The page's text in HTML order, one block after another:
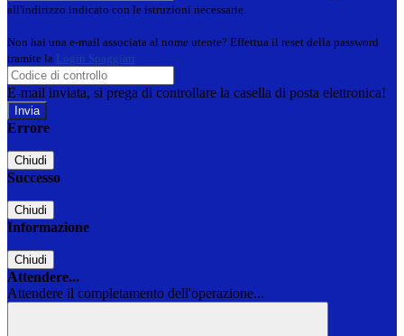
all'indirizzo indicato con le istruzioni necessarie.
Non hai una e-mail associata al nome utente? Effettua il reset della password
tramite la Login Spaggiari
E-mail inviata, si prega di controllare la casella di posta elettronica!
Errore
Chiudi
Successo
Chiudi
Informazione
Chiudi
Attendere...
Attendere il completamento dell'operazione...